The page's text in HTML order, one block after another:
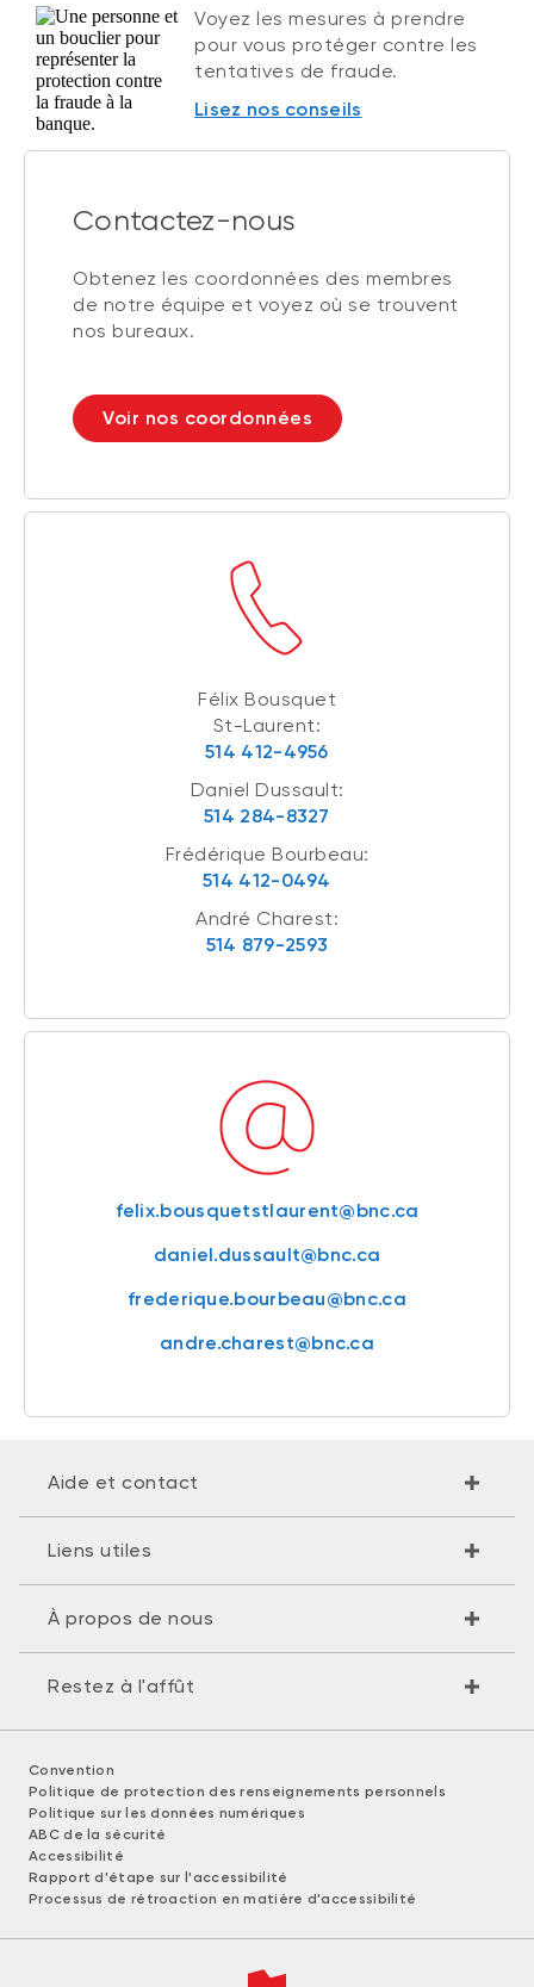
Voyez les mesures à prendre
pour vous protéger contre les
tentatives de fraude.
Lisez nos conseils
Contactez-nous
Obtenez les coordonnées des membres
de notre équipe et voyez où se trouvent
nos bureaux.
Voir nos coordonnées
Félix Bousquet
St-Laurent:
514 412-4956
Daniel Dussault:
514 284-8327
Frédérique Bourbeau:
514 412-0494
André Charest:
514 879-2593
felix.bousquetstlaurent@bnc.ca
daniel.dussault@bnc.ca
frederique.bourbeau@bnc.ca
andre.charest@bnc.ca
Aide et contact
Liens utiles
À propos de nous
Restez à l'affût
Convention
Politique de protection des renseignements personnels
Politique sur les données numériques
ABC de la sécurité
Accessibilité
Rapport d'étape sur l'accessibilité
Processus de rétroaction en matière d'accessibilité